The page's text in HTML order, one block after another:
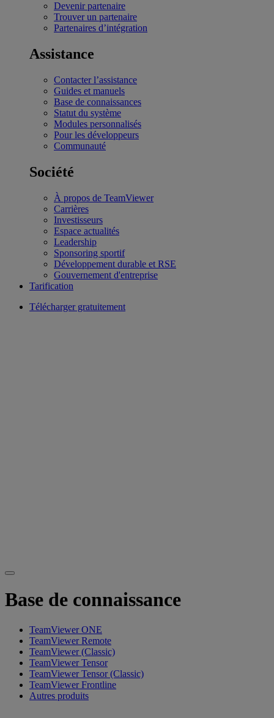
Devenir partenaire
Trouver un partenaire
Partenaires d’intégration
Assistance
Contacter l’assistance
Guides et manuels
Base de connaissances
Statut du système
Modules personnalisés
Pour les développeurs
Communauté
Société
À propos de TeamViewer
Carrières
Investisseurs
Espace actualités
Leadership
Sponsoring sportif
Développement durable et RSE
Gouvernement d'entreprise
Tarification
Télécharger gratuitement
Base de connaissance
TeamViewer ONE
TeamViewer Remote
TeamViewer (Classic)
TeamViewer Tensor
TeamViewer Tensor (Classic)
TeamViewer Frontline
Autres produits